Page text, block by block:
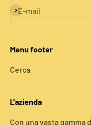
E-mail
Iscriviti alla newsletter
Menu footer
Cerca
L'azienda
Con una vasta